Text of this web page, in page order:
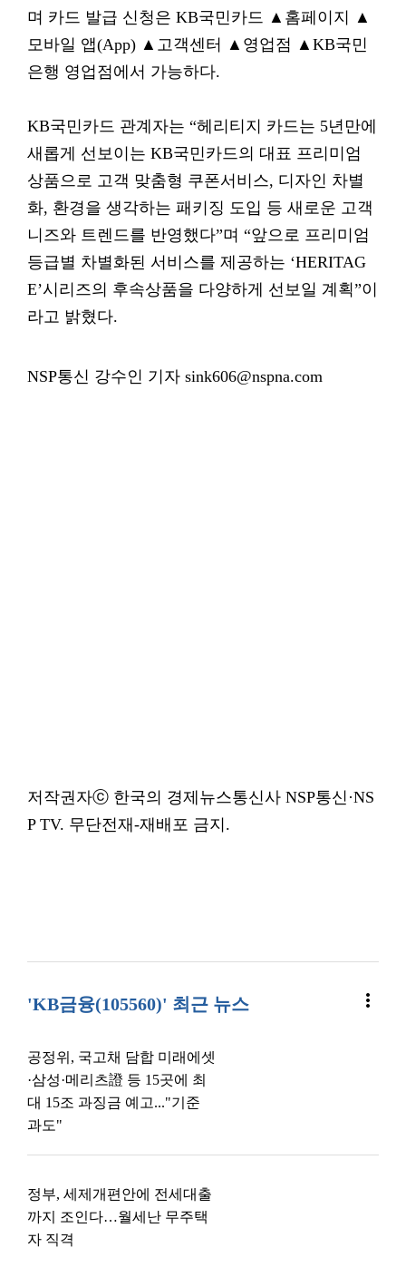
며 카드 발급 신청은 KB국민카드 ▲홈페이지 ▲
모바일 앱(App) ▲고객센터 ▲영업점 ▲KB국민
은행 영업점에서 가능하다.
KB국민카드 관계자는 “헤리티지 카드는 5년만에
새롭게 선보이는 KB국민카드의 대표 프리미엄
상품으로 고객 맞춤형 쿠폰서비스, 디자인 차별
화, 환경을 생각하는 패키징 도입 등 새로운 고객
니즈와 트렌드를 반영했다”며 “앞으로 프리미엄
등급별 차별화된 서비스를 제공하는 ‘HERITAG
E’시리즈의 후속상품을 다양하게 선보일 계획”이
라고 밝혔다.
NSP통신 강수인 기자 sink606@nspna.com
저작권자ⓒ 한국의 경제뉴스통신사 NSP통신·NS
P TV. 무단전재-재배포 금지.
'KB금융(105560)' 최근 뉴스 more_vert
공정위, 국고채 담합 미래에셋
·삼성·메리츠證 등 15곳에 최
대 15조 과징금 예고..."기준
과도"
정부, 세제개편안에 전세대출
까지 조인다…월세난 무주택
자 직격